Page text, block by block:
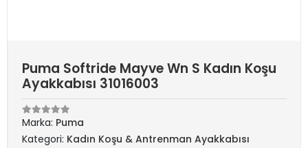
Puma Softride Mayve Wn S Kadın Koşu
Ayakkabısı 31016003
Marka: Puma
Kategori: Kadın Koşu & Antrenman Ayakkabısı